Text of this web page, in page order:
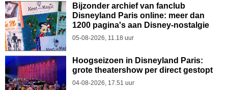
Bijzonder archief van fanclub
Disneyland Paris online: meer dan
1200 pagina's aan Disney-nostalgie
05-08-2026, 11.18 uur
Hoogseizoen in Disneyland Paris:
grote theatershow per direct gestopt
04-08-2026, 17.51 uur